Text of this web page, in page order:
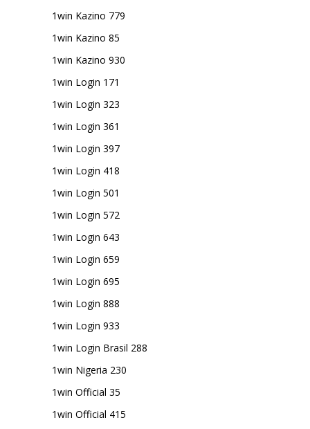
1win Kazino 779
1win Kazino 85
1win Kazino 930
1win Login 171
1win Login 323
1win Login 361
1win Login 397
1win Login 418
1win Login 501
1win Login 572
1win Login 643
1win Login 659
1win Login 695
1win Login 888
1win Login 933
1win Login Brasil 288
1win Nigeria 230
1win Official 35
1win Official 415